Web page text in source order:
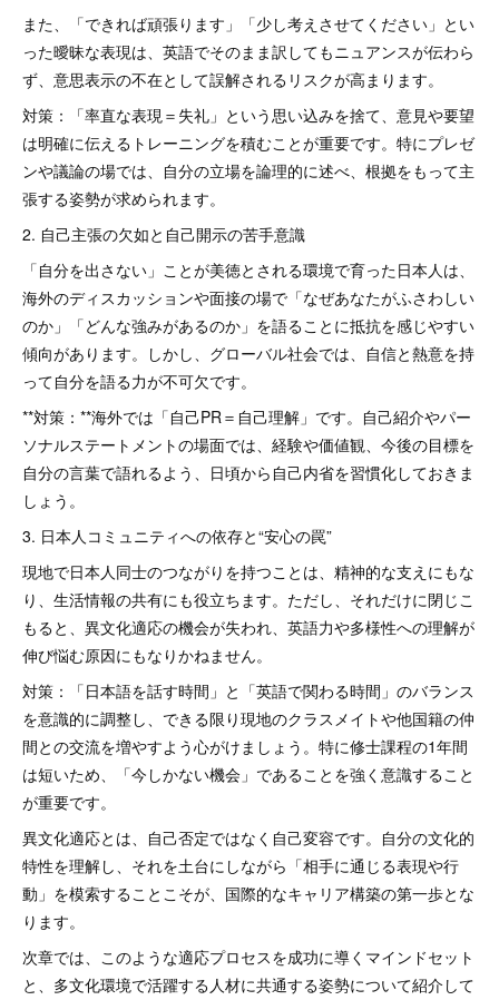
また、「できれば頑張ります」「少し考えさせてください」とい
った曖昧な表現は、英語でそのまま訳してもニュアンスが伝わら
ず、意思表示の不在として誤解されるリスクが高まります。
対策：「率直な表現＝失礼」という思い込みを捨て、意見や要望
は明確に伝えるトレーニングを積むことが重要です。特にプレゼ
ンや議論の場では、自分の立場を論理的に述べ、根拠をもって主
張する姿勢が求められます。
2. 自己主張の欠如と自己開示の苦手意識
「自分を出さない」ことが美徳とされる環境で育った日本人は、
海外のディスカッションや面接の場で「なぜあなたがふさわしい
のか」「どんな強みがあるのか」を語ることに抵抗を感じやすい
傾向があります。しかし、グローバル社会では、自信と熱意を持
って自分を語る力が不可欠です。
**対策：**海外では「自己PR＝自己理解」です。自己紹介やパー
ソナルステートメントの場面では、経験や価値観、今後の目標を
自分の言葉で語れるよう、日頃から自己内省を習慣化しておきま
しょう。
3. 日本人コミュニティへの依存と“安心の罠”
現地で日本人同士のつながりを持つことは、精神的な支えにもな
り、生活情報の共有にも役立ちます。ただし、それだけに閉じこ
もると、異文化適応の機会が失われ、英語力や多様性への理解が
伸び悩む原因にもなりかねません。
対策：「日本語を話す時間」と「英語で関わる時間」のバランス
を意識的に調整し、できる限り現地のクラスメイトや他国籍の仲
間との交流を増やすよう心がけましょう。特に修士課程の1年間
は短いため、「今しかない機会」であることを強く意識すること
が重要です。
異文化適応とは、自己否定ではなく自己変容です。自分の文化的
特性を理解し、それを土台にしながら「相手に通じる表現や行
動」を模索することこそが、国際的なキャリア構築の第一歩とな
ります。
次章では、このような適応プロセスを成功に導くマインドセット
と、多文化環境で活躍する人材に共通する姿勢について紹介して